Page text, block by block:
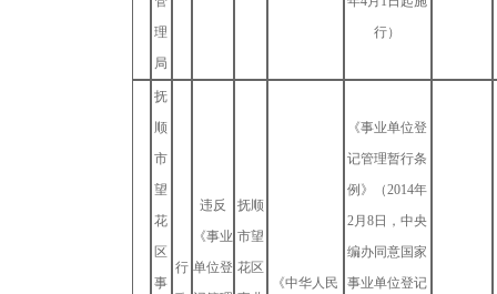
理
局
行）
抚
顺
市
望
花
区
事
行
违反
《事业
单位登
抚顺
市望
花区
《中华人民
《事业单位登
记管理暂行条
例》（2014年
2月8日，中央
编办同意国家
事业单位登记